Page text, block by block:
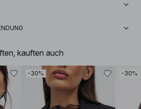
kauften auch
-30% -30%